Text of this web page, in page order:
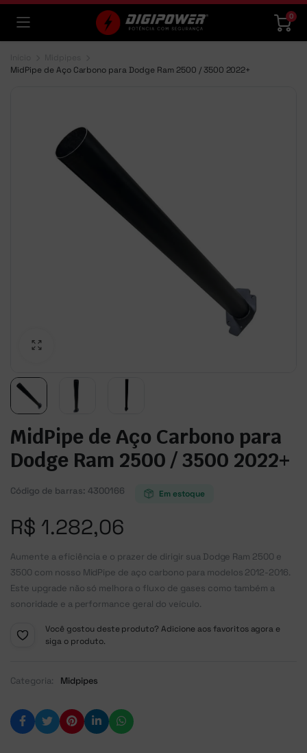
0
MidPipe de Aço Carbono para Dodge Ram 2500 / 3500 2022+
MidPipe de Aço Carbono para
Dodge Ram 2500 / 3500 2022+
Código de barras: 4300166 Em estoque
R$ 1.282,06
Aumente a eficiência e o prazer de dirigir sua Dodge Ram 2500 e
3500 com nosso MidPipe de aço carbono para modelos 2012-2016.
Este upgrade não só melhora o fluxo de gases como também a
sonoridade e a performance geral do veículo.
Você gostou deste produto? Adicione aos favoritos agora e
siga o produto.
Categoria: Midpipes